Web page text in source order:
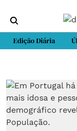
Edição Diária